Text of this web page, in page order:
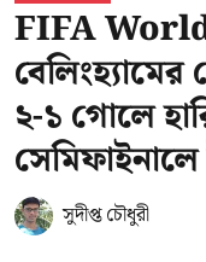
FIFA
২-১ গোলে
সেমিফাইনালে
সুদীপ্ত চৌধুরী